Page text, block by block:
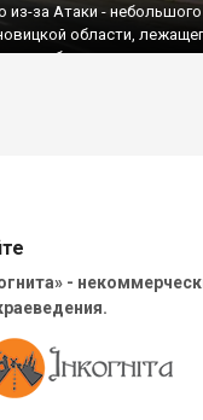
из-за Атаки -
области,
мостом,
-